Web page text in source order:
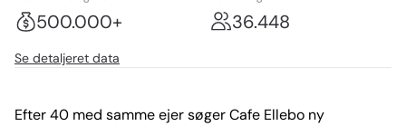
500.000+ 36.448
Se detaljeret data
Efter 40 med samme ejer søger Cafe Ellebo ny